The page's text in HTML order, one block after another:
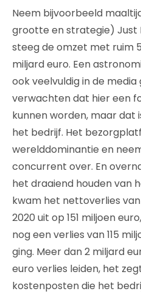
Neem bijvoorbeeld
grootte en strategie) Just
steeg de omzet met ruim
miljard euro. Een
ook veelvuldig in de
verwachten dat hier een
kunnen worden, maar dat
het bedrijf. Het
werelddominantie en
concurrent over. En
het draaiend houden van
kwam het nettoverlies
2020 uit op 151 miljoen
nog een verlies van 115
ging. Meer dan 2 miljard
euro verlies leiden, het
kostenposten die het